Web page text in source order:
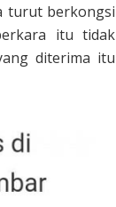
turut berkongsi
itu tidak
diterima itu